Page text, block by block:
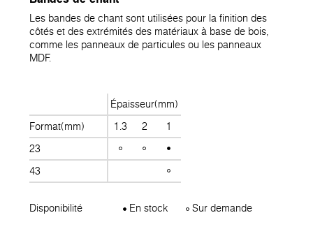
Les bandes de chant sont utilisées pour la finition des
côtés et des extrémités des matériaux à base de bois,
comme les panneaux de particules ou les panneaux
MDF.
Épaisseur(mm)
Format(mm)
1.3 2
1
23
43
Disponibilité En stock Sur demande